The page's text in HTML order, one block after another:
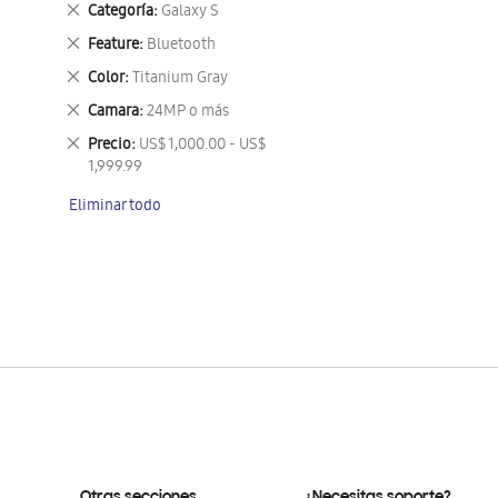
Categoría Galaxy S
Eliminar
este
artículo
Feature Bluetooth
Eliminar
este
artículo
Color Titanium Gray
Eliminar
este
artículo
Camara 24MP o más
Eliminar
este
artículo
Precio US$ 1,000.00 - US$
1,999.99
Eliminar
este
Eliminar todo